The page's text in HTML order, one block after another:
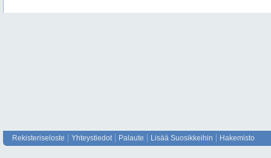
Rekisteriseloste Yhteystiedot Palaute Lisää Suosikkeihin Hakemisto